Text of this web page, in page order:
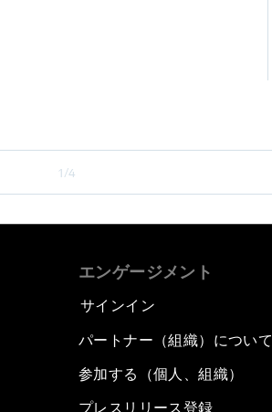
1/4
エンゲージメント
サインイン
パートナー（組織）について
参加する（個人、組織）
プレスリリース登録